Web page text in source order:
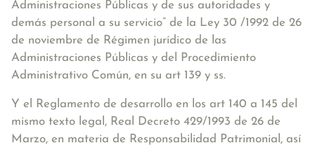
Administraciones Públicas y de sus autoridades y
demás personal a su servicio” de la Ley 30 /1992 de 26
de noviembre de Régimen jurídico de las
Administraciones Públicas y del Procedimiento
Administrativo Común, en su art 139 y ss.
Y el Reglamento de desarrollo en los art 140 a 145 del
mismo texto legal, Real Decreto 429/1993 de 26 de
Marzo, en materia de Responsabilidad Patrimonial, así